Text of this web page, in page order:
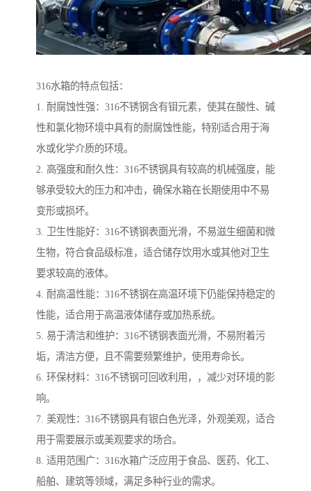
316水箱的特点包括：
1. 耐腐蚀性强：316不锈钢含有钼元素，使其在酸性、碱
性和氯化物环境中具有的耐腐蚀性能，特别适合用于海
水或化学介质的环境。
2. 高强度和耐久性：316不锈钢具有较高的机械强度，能
够承受较大的压力和冲击，确保水箱在长期使用中不易
变形或损坏。
3. 卫生性能好：316不锈钢表面光滑，不易滋生细菌和微
生物，符合食品级标准，适合储存饮用水或其他对卫生
要求较高的液体。
4. 耐高温性能：316不锈钢在高温环境下仍能保持稳定的
性能，适合用于高温液体储存或加热系统。
5. 易于清洁和维护：316不锈钢表面光滑，不易附着污
垢，清洁方便，且不需要频繁维护，使用寿命长。
6. 环保材料：316不锈钢可回收利用，，减少对环境的影
响。
7. 美观性：316不锈钢具有银白色光泽，外观美观，适合
用于需要展示或美观要求的场合。
8. 适用范围广：316水箱广泛应用于食品、医药、化工、
船舶、建筑等领域，满足多种行业的需求。